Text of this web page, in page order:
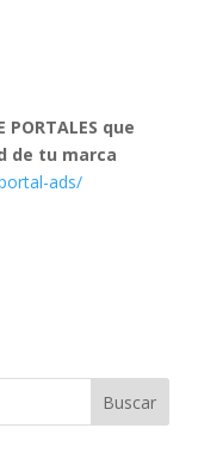
PORTALES que
de tu marca
ads/
Buscar